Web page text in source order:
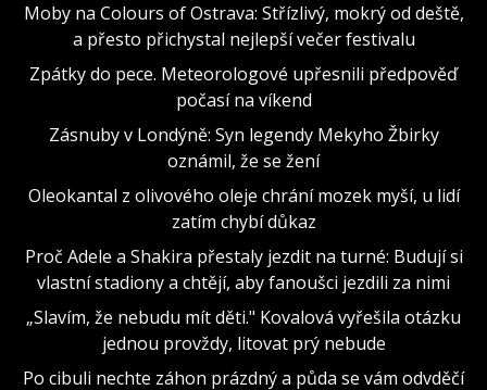
Moby na Colours of Ostrava: Střízlivý, mokrý od deště,
a přesto přichystal nejlepší večer festivalu
Zpátky do pece. Meteorologové upřesnili předpověď
počasí na víkend
Zásnuby v Londýně: Syn legendy Mekyho Žbirky
oznámil, že se žení
Oleokantal z olivového oleje chrání mozek myší, u lidí
zatím chybí důkaz
Proč Adele a Shakira přestaly jezdit na turné: Budují si
vlastní stadiony a chtějí, aby fanoušci jezdili za nimi
„Slavím, že nebudu mít děti." Kovalová vyřešila otázku
jednou provždy, litovat prý nebude
Po cibuli nechte záhon prázdný a půda se vám odvděčí